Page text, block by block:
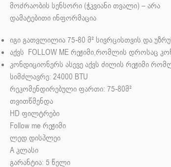
მოძრაობის სენსორი (ჭკვიანი თვალი) – არა
დამატებითი ინფორმაცია
იგიგათვლილია 75-80 მ² სივრცისთვის და
აქვს FOLLOW ME რეჟიმი,რომლის დროსაც
კონდიციონერს ასევე აქვს ძილის რეჟიმი
სიმძლავრე: 24000 BTU
რეკომენდირებული ფართი: 75-80მ²
თვითწმენდა
HD ფილტრები
Follow me რეჟიმი
ლედ დისპლეი
A კლასი
გარანტია: 5 წელი